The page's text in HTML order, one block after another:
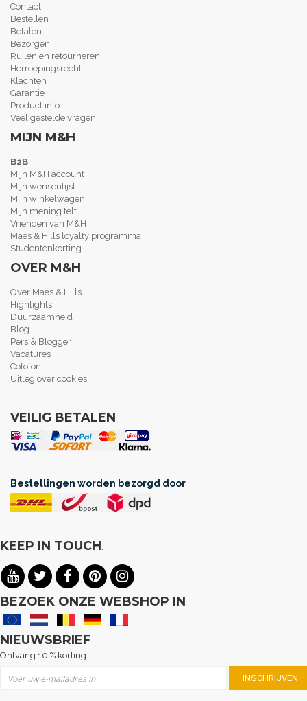
Contact
Bestellen
Betalen
Bezorgen
Ruilen en retourneren
Herroepingsrecht
Klachten
Garantie
Product info
Veel gestelde vragen
MIJN M&H
B2B
Mijn M&H account
Mijn wensenlijst
Mijn winkelwagen
Mijn mening telt
Vrienden van M&H
Maes & Hills loyalty programma
Studentenkorting
OVER M&H
Over Maes & Hills
Highlights
Duurzaamheid
Blog
Pers & Blogger
Vacatures
Colofon
Uitleg over cookies
VEILIG BETALEN
Bestellingen worden bezorgd door
KEEP IN TOUCH.
BEZOEK ONZE WEBSHOP IN
NIEUWSBRIEF
Ontvang 10 % korting
INSCHRIJVEN